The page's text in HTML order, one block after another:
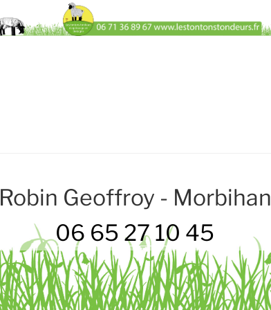
Robin Geoffroy - Morbihan
06 65 27 10 45